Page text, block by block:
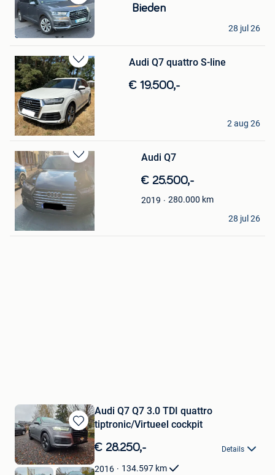
Bewaren
in
Mijn
Favorieten
Bieden
Snl
Sint-Niklaas
28 jul 26
Bewaren
in
Mijn
Favorieten
Audi Q7 quattro S-line
€ 19.500,-
Michelle
Keerbergen
2 aug 26
Bewaren
in
Mijn
Favorieten
Audi Q7
€ 25.500,-
2019 280.000 km
Adam
Anderlecht
28 jul 26
Bewaren
in
Mijn
Favorieten
Audi Q7 Q7 3.0 TDI quattro
tiptronic/Virtueel cockpit
€ 28.250,- Details
2016 134.597 km